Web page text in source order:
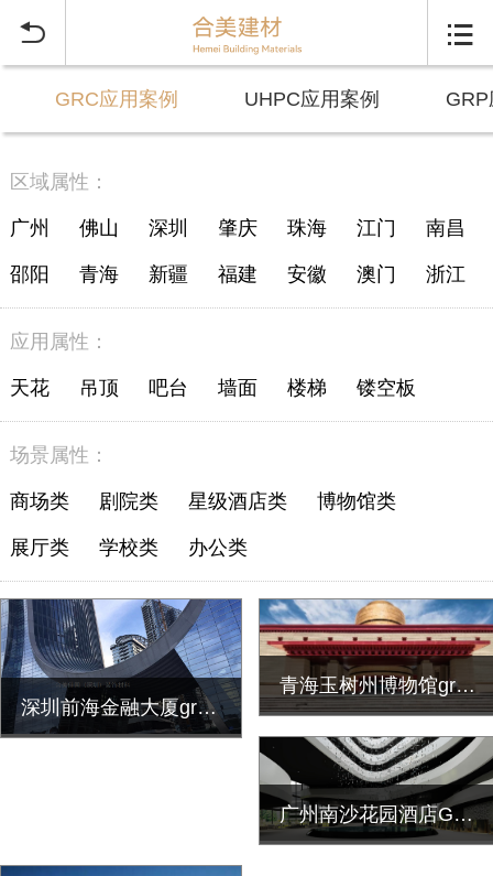
 
GRC应用案例 UHPC应用案例
区域属性：
广州 佛山 深圳 肇庆 珠海 江门 南昌
邵阳 青海 新疆 福建 安徽 澳门 浙江
应用属性：
天花 吊顶 吧台 墙面 楼梯 镂空板
场景属性：
商场类 剧院类 星级酒店类 博物馆类
展厅类 学校类 办公类
深圳前海金融大厦grc墙面造型装饰工程安
青海玉树州博物馆grc墙面艺术造型装饰工程
广州南沙花园酒店GRC墙面造型定制施工